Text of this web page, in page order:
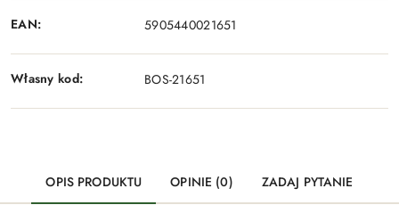
EAN: 5905440021651
Własny kod: BOS-21651
OPIS PRODUKTU OPINIE (0) ZADAJ PYTANIE